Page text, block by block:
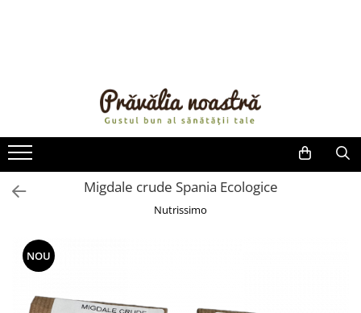
ULEIURI ȘI UNTURI
MĂSLINE
NUCI ȘI SEMINȚE
FRUCTE DESHIDRATATE
FRUCTE LA CONSERVĂ
OȚETURI ȘI SOSURI
FĂINĂ FĂRĂ GLUTEN
Migdale crude Spania Ecologice
Nutrissimo
NOU